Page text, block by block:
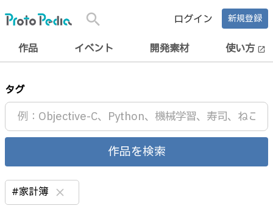
search ログイン 新規登録
作品 イベント 開発素材 使い方 open_in_new
タグ
作品を検索
#家計簿 clear